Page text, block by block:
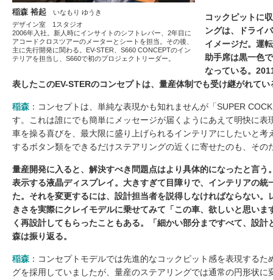
稲森 裕起 いなもり ゆうき
デザイン室 1スタジオ
2006年入社。新人時にインサイトのシフトレバー、2年目に
アコードクロスツアーのメーターとシートを担当。その後、
主に先行開発に関わる。EV-STER、S660 CONCEPTのイン
テリアを担当し、S660で初のプロジェクトリーダー。
コックピットに
ングは、ドライ
イメージだ。運
助手席は黒一色
なっている。
表したこのEV-STERのコンセプトは、量産体制でも受け継がれてい
稲森 ：コンセプトは、単純な表現かも知れませんが「SUPER
す。これは誰にでも簡単にメッセージが届くようにあえて明快に表
車を操る喜びを、最大限に盛り上げられるインテリアにしたいと考
するボタン類をできるだけステアリングの近くに寄せたのも、その
量産開発に入ると、解決すべき問題点はより具体的になったと言う
表示する液晶ディスプレイ。大きすぎて目障りで、インテリアの統
た。それを変更するには、設計担当者を説得しなければならない。
きさを実際にクレイモデルに乗せてみて「この車、欲しいと思いま
く再設計してもらったこともある。「細かい部分まですべて、設計
森は振り返る。
稲森 ：コンセプトモデルでは先進的なコックピット感を表現する
グを採用していましたが、量産のステアリングでは通常の円形状に